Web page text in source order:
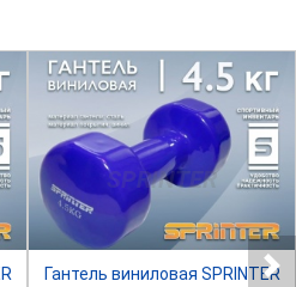
SPRINTER
Гантель виниловая SPRINTER